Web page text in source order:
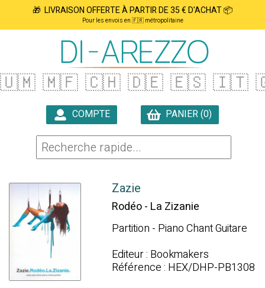
🎁 LIVRAISON OFFERTE À PARTIR DE 35 € D'ACHAT 📦
Pour les envois en 🇫🇷 métropolitaine
🇺🇲 🇲🇫 🇨🇭 🇩🇪 🇪🇸 🇮🇹
COMPTE
PANIER (0)
Zazie
Rodéo - La Zizanie
Partition - Piano Chant Guitare
Editeur : Bookmakers
Référence : HEX/DHP-PB1308